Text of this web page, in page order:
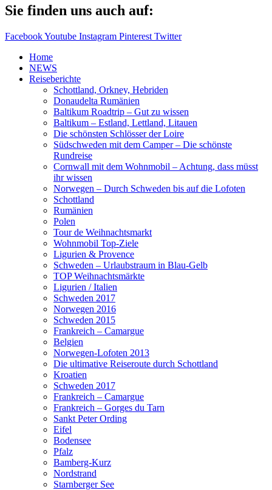
Sie finden uns auch auf:
FacebookYoutube Instagram Pinterest Twitter
Home
NEWS
Reiseberichte
Schottland, Orkney, Hebriden
Donaudelta Rumänien
Baltikum Roadtrip – Gut zu wissen
Baltikum – Estland, Lettland, Litauen
Die schönsten Schlösser der Loire
Südschweden mit dem Camper – Die schönste
Rundreise
Cornwall mit dem Wohnmobil – Achtung, dass müsst
ihr wissen
Norwegen – Durch Schweden bis auf die Lofoten
Schottland
Rumänien
Polen
Tour de Weihnachtsmarkt
Wohnmobil Top-Ziele
Ligurien & Provence
Schweden – Urlaubstraum in Blau-Gelb
TOP Weihnachtsmärkte
Ligurien / Italien
Schweden 2017
Norwegen 2016
Schweden 2015
Frankreich – Camargue
Belgien
Norwegen-Lofoten 2013
Die ultimative Reiseroute durch Schottland
Kroatien
Schweden 2017
Frankreich – Camargue
Frankreich – Gorges du Tarn
Sankt Peter Ording
Eifel
Bodensee
Pfalz
Bamberg-Kurz
Nordstrand
Starnberger See